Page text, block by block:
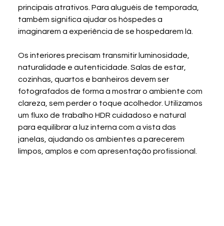
principais atrativos. Para aluguéis de temporada,
também significa ajudar os hóspedes a
imaginarem a experiência de se hospedarem lá.
Os interiores precisam transmitir luminosidade,
naturalidade e autenticidade. Salas de estar,
cozinhas, quartos e banheiros devem ser
fotografados de forma a mostrar o ambiente com
clareza, sem perder o toque acolhedor. Utilizamos
um fluxo de trabalho HDR cuidadoso e natural
para equilibrar a luz interna com a vista das
janelas, ajudando os ambientes a parecerem
limpos, amplos e com apresentação profissional.